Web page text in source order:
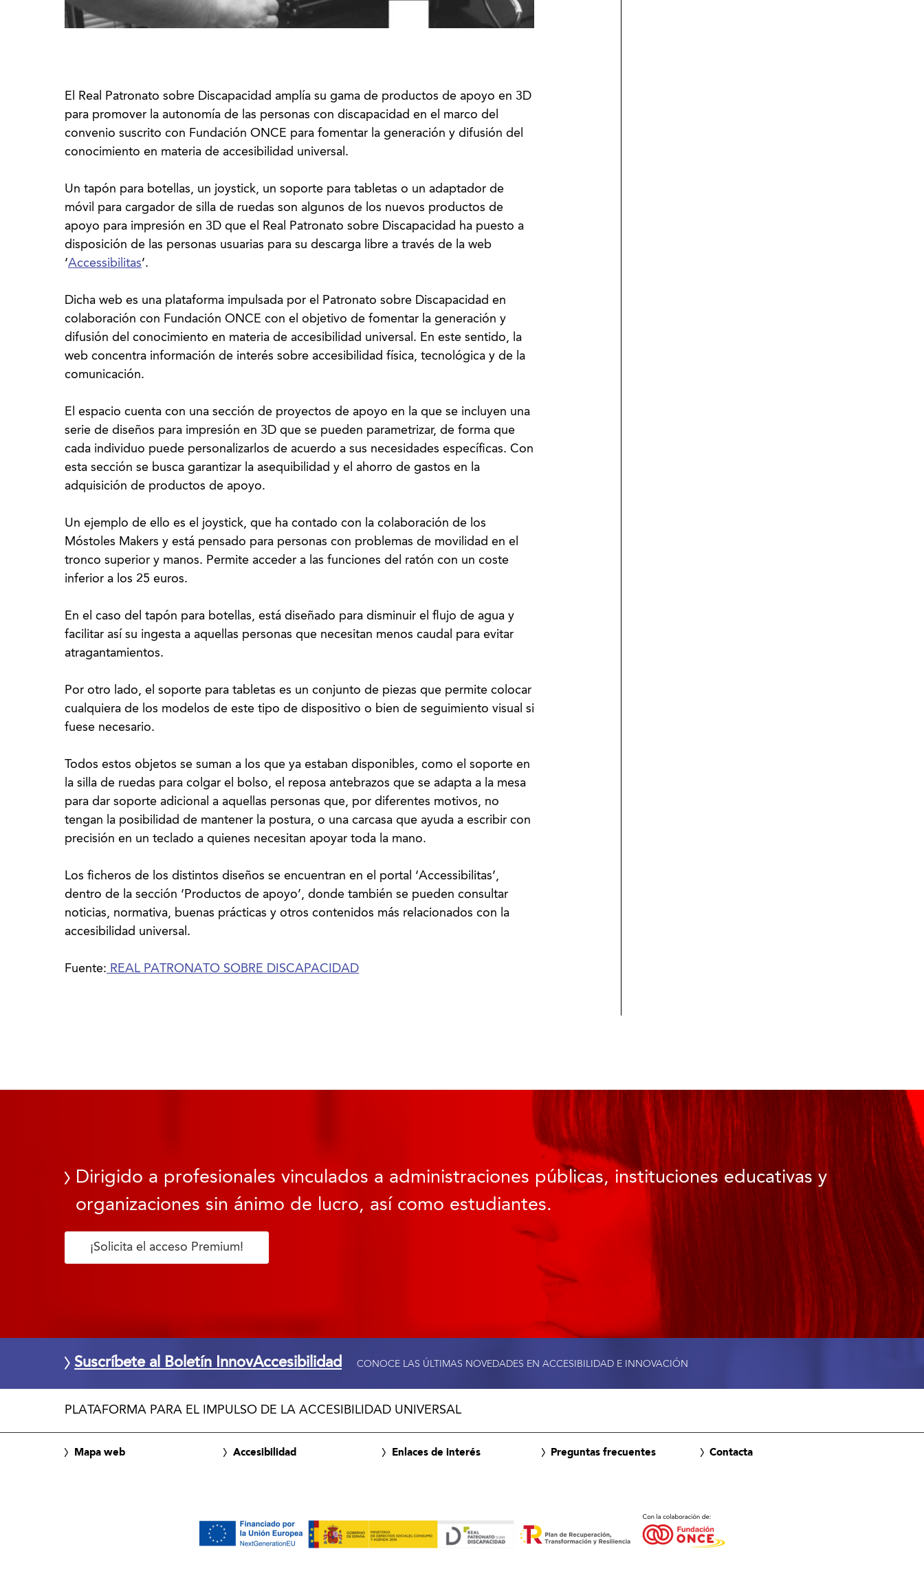
El Real Patronato sobre Discapacidad amplía su gama de productos de apoyo en 3D
para promover la autonomía de las personas con discapacidad en el marco del
convenio suscrito con Fundación ONCE para fomentar la generación y difusión del
conocimiento en materia de accesibilidad universal.
Un tapón para botellas, un joystick, un soporte para tabletas o un adaptador de
móvil para cargador de silla de ruedas son algunos de los nuevos productos de
apoyo para impresión en 3D que el Real Patronato sobre Discapacidad ha puesto a
disposición de las personas usuarias para su descarga libre a través de la web
‘Accessibilitas’.
Dicha web es una plataforma impulsada por el Patronato sobre Discapacidad en
colaboración con Fundación ONCE con el objetivo de fomentar la generación y
difusión del conocimiento en materia de accesibilidad universal. En este sentido, la
web concentra información de interés sobre accesibilidad física, tecnológica y de la
comunicación.
El espacio cuenta con una sección de proyectos de apoyo en la que se incluyen una
serie de diseños para impresión en 3D que se pueden parametrizar, de forma que
cada individuo puede personalizarlos de acuerdo a sus necesidades específicas. Con
esta sección se busca garantizar la asequibilidad y el ahorro de gastos en la
adquisición de productos de apoyo.
Un ejemplo de ello es el joystick, que ha contado con la colaboración de los
Móstoles Makers y está pensado para personas con problemas de movilidad en el
tronco superior y manos. Permite acceder a las funciones del ratón con un coste
inferior a los 25 euros.
En el caso del tapón para botellas, está diseñado para disminuir el flujo de agua y
facilitar así su ingesta a aquellas personas que necesitan menos caudal para evitar
atragantamientos.
Por otro lado, el soporte para tabletas es un conjunto de piezas que permite colocar
cualquiera de los modelos de este tipo de dispositivo o bien de seguimiento visual si
fuese necesario.
Todos estos objetos se suman a los que ya estaban disponibles, como el soporte en
la silla de ruedas para colgar el bolso, el reposa antebrazos que se adapta a la mesa
para dar soporte adicional a aquellas personas que, por diferentes motivos, no
tengan la posibilidad de mantener la postura, o una carcasa que ayuda a escribir con
precisión en un teclado a quienes necesitan apoyar toda la mano.
Los ficheros de los distintos diseños se encuentran en el portal ‘Accessibilitas’,
dentro de la sección ‘Productos de apoyo’, donde también se pueden consultar
noticias, normativa, buenas prácticas y otros contenidos más relacionados con la
accesibilidad universal.
Fuente: REAL PATRONATO SOBRE DISCAPACIDAD
Dirigido a profesionales vinculados a administraciones públicas, instituciones educativas y
organizaciones sin ánimo de lucro, así como estudiantes.
¡Solicita el acceso Premium!
Suscríbete al Boletín InnovAccesibilidad CONOCE LAS ÚLTIMAS NOVEDADES EN ACCESIBILIDAD E INNOVACIÓN
PLATAFORMA PARA EL IMPULSO DE LA ACCESIBILIDAD UNIVERSAL
Mapa web Accesibilidad Enlaces de interés Preguntas frecuentes Contacta